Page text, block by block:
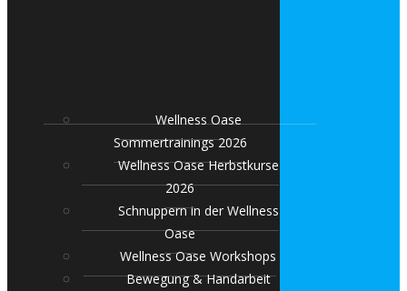
Wellness Oase
Sommertrainings 2026
Wellness Oase Herbstkurse
2026
Schnuppern in der Wellness
Oase
Wellness Oase Workshops
Bewegung & Handarbeit